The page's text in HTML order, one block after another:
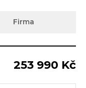
Firma
253 990 Kč